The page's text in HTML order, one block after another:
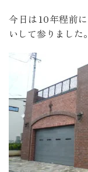
今日は10年程前
いして参りました。